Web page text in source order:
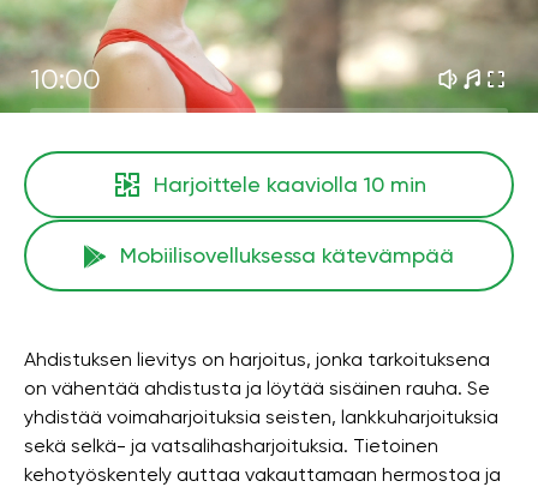
10:00
Harjoittele kaaviolla 10 min
Mobiilisovelluksessa kätevämpää
Ahdistuksen lievitys on harjoitus, jonka tarkoituksena
on vähentää ahdistusta ja löytää sisäinen rauha. Se
yhdistää voimaharjoituksia seisten, lankkuharjoituksia
sekä selkä- ja vatsalihasharjoituksia. Tietoinen
kehotyöskentely auttaa vakauttamaan hermostoa ja